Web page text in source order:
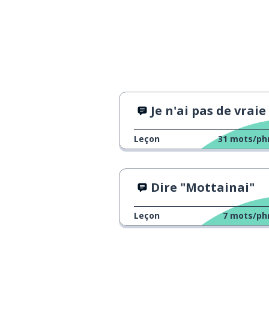
bonne chance !
Je n'ai pas de vraie
Leçon 31 mots/
Dire "Mottainai"
Leçon 7 mots/